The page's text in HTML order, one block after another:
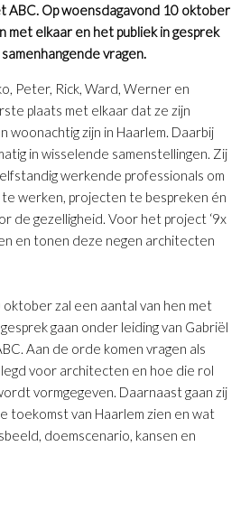
ABC. Op woensdagavond 10 oktober
met elkaar en het publiek in gesprek
vragen.
Peter, Rick, Ward, Werner en
plaats met elkaar dat ze zijn
woonachtig zijn in Haarlem. Daarbij
in wisselende samenstellingen. Zij
werkende professionals om
werken, projecten te bespreken én
de gezelligheid. Voor het project ‘9x
en tonen deze negen architecten
zal een aantal van hen met
gaan onder leiding van Gabriël
Aan de orde komen vragen als
voor architecten en hoe die rol
vormgegeven. Daarnaast gaan zij
toekomst van Haarlem zien en wat
doemscenario, kansen en